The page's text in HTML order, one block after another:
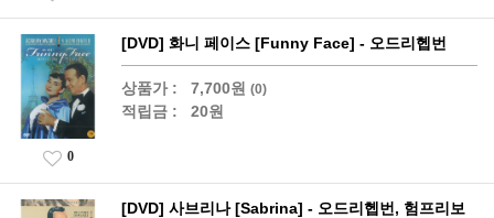
[DVD] 화니 페이스 [Funny Face] - 오드리헵번
상품가 : 7,700원 (0)
적립금 : 20원
0
[DVD] 사브리나 [Sabrina] - 오드리헵번, 험프리보